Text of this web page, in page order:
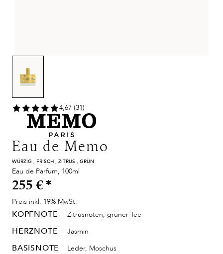
4,67 (31)
Eau de Memo
WÜRZIG , FRISCH , ZITRUS , GRÜN
Eau de Parfum, 100ml
255 € *
Preis inkl. 19% MwSt.
KOPFNOTE Zitrusnoten, grüner Tee
HERZNOTE Jasmin
BASISNOTE
Leder, Moschus